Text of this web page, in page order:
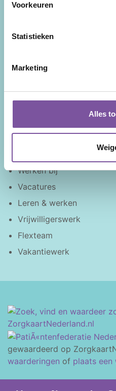
Voorkeuren
Statistieken
Marketing
Alles
Parkinson
Werken bij
Vacatures
Leren & werken
Vrijwilligerswerk
Flexteam
Vakantiewerk
gewaardeerd op
waarderingen of plaats een